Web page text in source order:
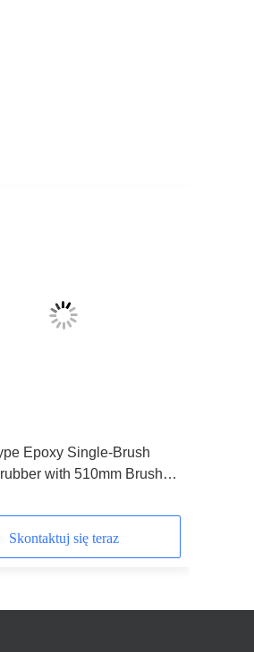
Epoxy Single-Brush
with 510mm Brush
Tank for Warehouse
Skontaktuj się teraz